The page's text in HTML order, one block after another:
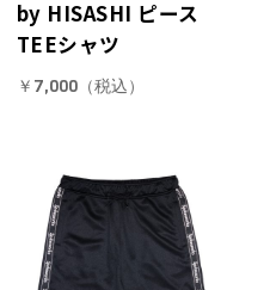
by HISASHI ピース
TEEシャツ
￥7,000（税込）